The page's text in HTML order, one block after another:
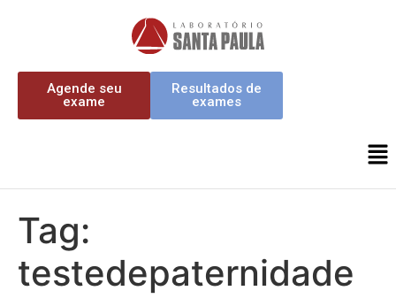
Agende seu
exame
Resultados de
exames
Tag:
testedepaternidade